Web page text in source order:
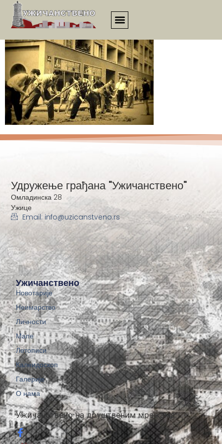
esej00100
Ужичанствено на друштвеним мрежама:
Ужичанствено
Новотарије
Неимарство
Личности
Мапе
Летописи
Калеидоскоп
Галерије
О нама
Удружење грађана "Ужичанствено"
Омладинска 28
Ужице
Email: info@uzicanstveno.rs